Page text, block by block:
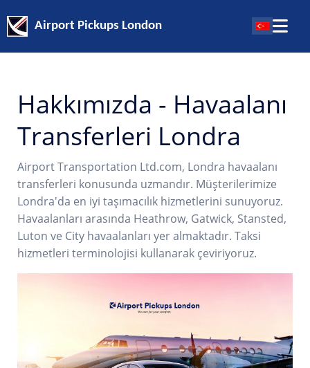
Airport Pickups London
Hakkımızda - Havaalanı
Transferleri Londra
Airport Transportation Ltd.com, Londra havaalanı
transferleri konusunda uzmandır. Müşterilerimize
Londra'da en iyi taşımacılık hizmetlerini sunuyoruz.
Havaalanları arasında Heathrow, Gatwick, Stansted,
Luton ve City havaalanları yer almaktadır. Taksi
hizmetleri terminolojisi kullanarak çeviriyoruz.